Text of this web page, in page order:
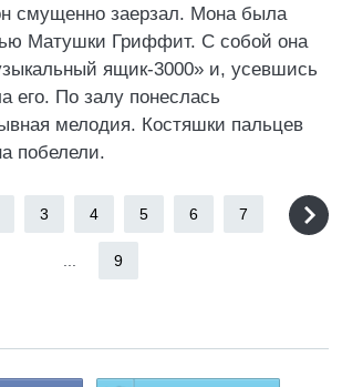
смущенно заерзал. Мона была
Матушки Гриффит. С собой она
ящик-3000» и, усевшись
его. По залу понеслась
мелодия. Костяшки пальцев
побелели.
3 4 5 6 7
9